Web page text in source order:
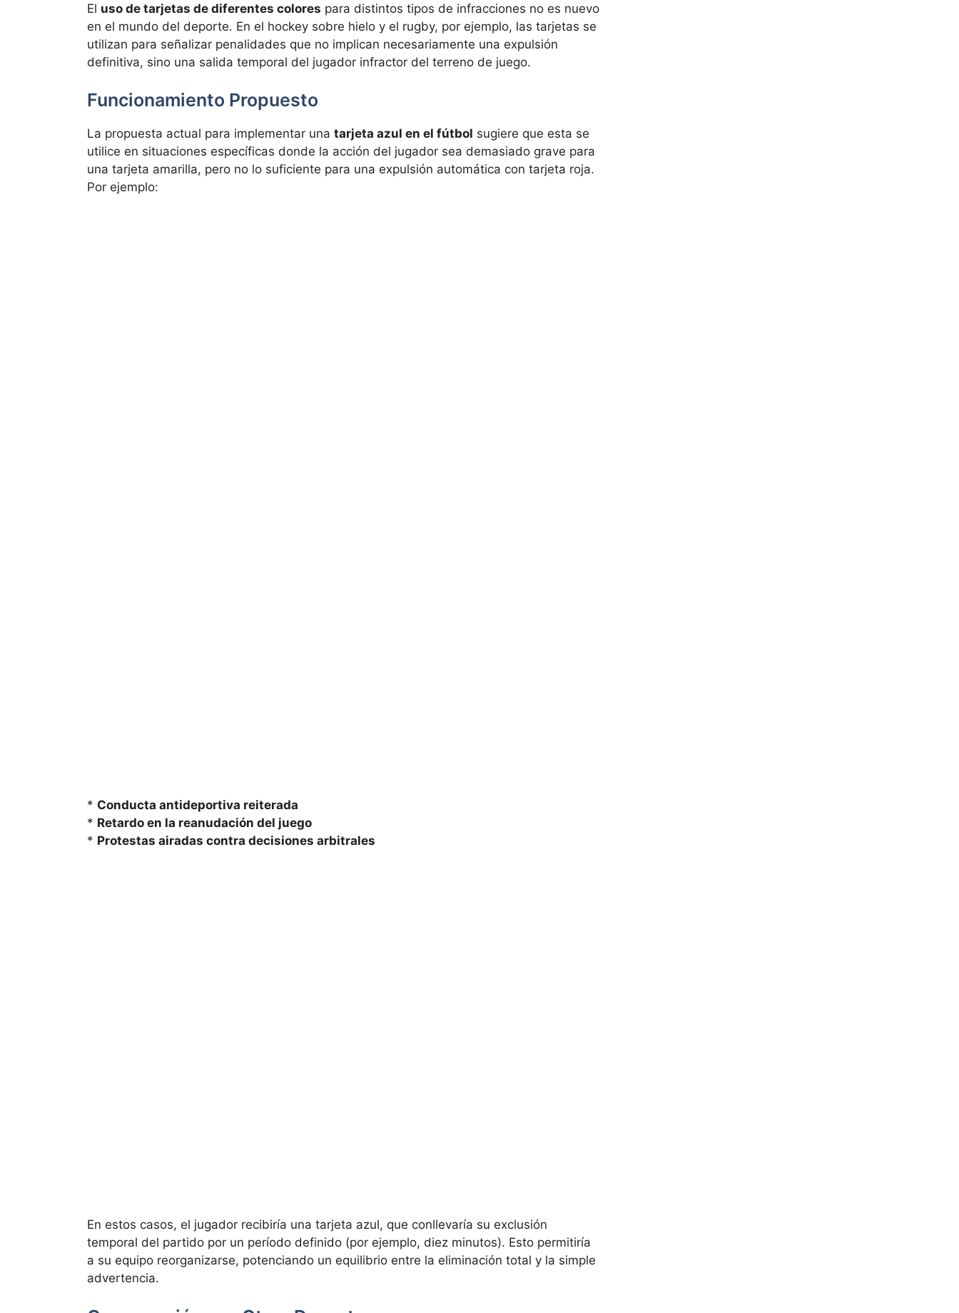
El uso de tarjetas de diferentes colores para distintos tipos de infracciones no es nuevo
en el mundo del deporte. En el hockey sobre hielo y el rugby, por ejemplo, las tarjetas se
utilizan para señalizar penalidades que no implican necesariamente una expulsión
definitiva, sino una salida temporal del jugador infractor del terreno de juego.
Funcionamiento Propuesto
La propuesta actual para implementar una tarjeta azul en el fútbol sugiere que esta se
utilice en situaciones específicas donde la acción del jugador sea demasiado grave para
una tarjeta amarilla, pero no lo suficiente para una expulsión automática con tarjeta roja.
Por ejemplo:
* Conducta antideportiva reiterada
* Retardo en la reanudación del juego
* Protestas airadas contra decisiones arbitrales
En estos casos, el jugador recibiría una tarjeta azul, que conllevaría su exclusión
temporal del partido por un período definido (por ejemplo, diez minutos). Esto permitiría
a su equipo reorganizarse, potenciando un equilibrio entre la eliminación total y la simple
advertencia.